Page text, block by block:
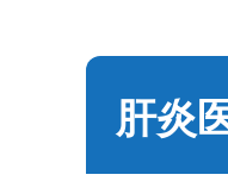
肝炎